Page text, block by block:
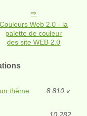
Couleurs Web 2.0 - la
palette de couleur
des site WEB 2.0
thème
8 810 v.